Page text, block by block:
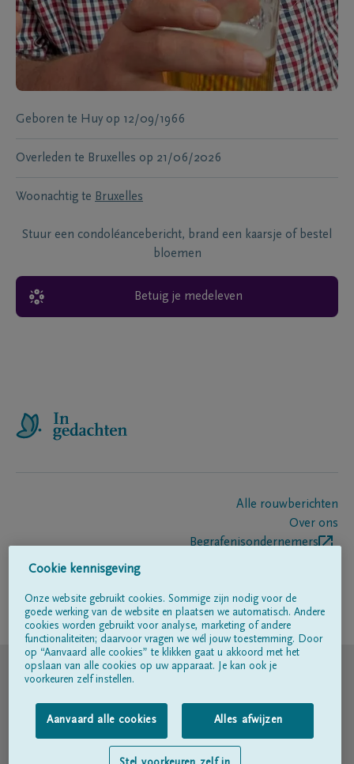
Geboren te Huy op 12/09/1966
Overleden te Bruxelles op 21/06/2026
Woonachtig te Bruxelles
Stuur een condoléancebericht, brand een kaarsje of bestel
bloemen
Betuig je medeleven
Alle rouwberichten
Over ons
Begrafenisondernemers
Volg ons op
© DELA
Gebruiksvoorwaarden
Privacyverklaring
Cookie kennisgeving
Onze website gebruikt cookies. Sommige zijn nodig voor de
goede werking van de website en plaatsen we automatisch. Andere
cookies worden gebruikt voor analyse, marketing of andere
functionaliteiten; daarvoor vragen we wél jouw toestemming. Door
op “Aanvaard alle cookies” te klikken gaat u akkoord met het
opslaan van alle cookies op uw apparaat. Je kan ook je
voorkeuren zelf instellen.
Aanvaard alle cookies Alles afwijzen